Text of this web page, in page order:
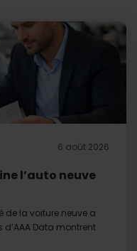
6 août 2026
l’auto neuve
de la voiture neuve a
Data montrent